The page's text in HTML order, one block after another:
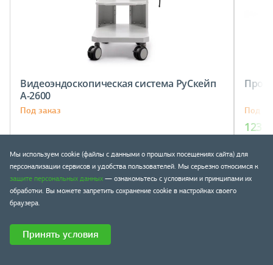
Видеоэндоскопическая система РуСкейп
A-2600
Под заказ Под
123
Наши новинки
Мы используем cookie (файлы с данными о прошлых посещениях сайта) для
персонализации сервисов и удобства пользователей. Мы серьезно относимся к
защите персональных данных— ознакомьтесь с условиями и принципами их
обработки. Вы можете запретить сохранение cookie в настройках своего
браузера.
Принять условия